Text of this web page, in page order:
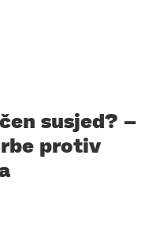
susjed? –
protiv